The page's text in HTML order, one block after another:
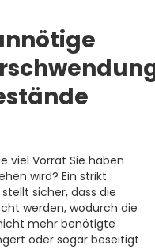
viel Vorrat Sie haben
wird? Ein strikt
sicher, dass die
werden, wodurch die
mehr benötigte
oder sogar beseitigt